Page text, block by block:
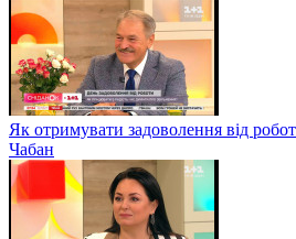
Як отримувати задоволення від
Чабан